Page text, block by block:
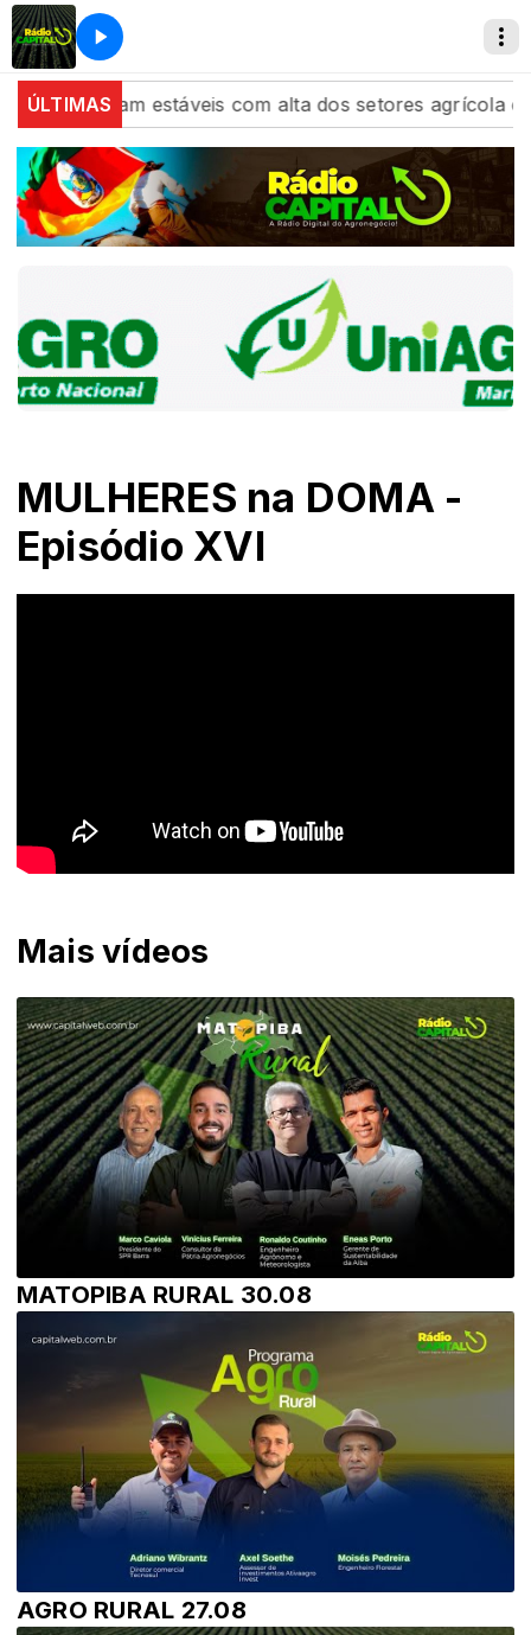
ÚLTIMAS
fecham estáveis com alta dos setores agrícola e de
MULHERES na DOMA -
Episódio XVI
Mais vídeos
MATOPIBA RURAL 30.08
AGRO RURAL 27.08